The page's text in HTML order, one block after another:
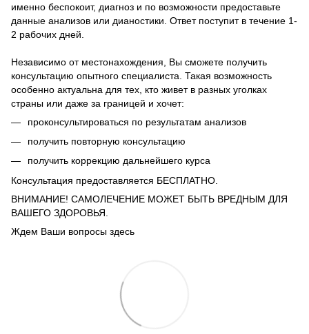
именно беспокоит, диагноз и по возможности предоставьте
данные анализов или дианостики. Ответ поступит в течение 1-
2 рабочих дней.
Независимо от местонахождения, Вы сможете получить
консультацию опытного специалиста. Такая возможность
особенно актуальна для тех, кто живет в разных уголках
страны или даже за границей и хочет:
проконсультироваться по результатам анализов
получить повторную консультацию
получить коррекцию дальнейшего курса
Консультация предоставляется БЕСПЛАТНО.
ВНИМАНИЕ! САМОЛЕЧЕНИЕ МОЖЕТ БЫТЬ ВРЕДНЫМ ДЛЯ
ВАШЕГО ЗДОРОВЬЯ.
Ждем Ваши вопросы здесь